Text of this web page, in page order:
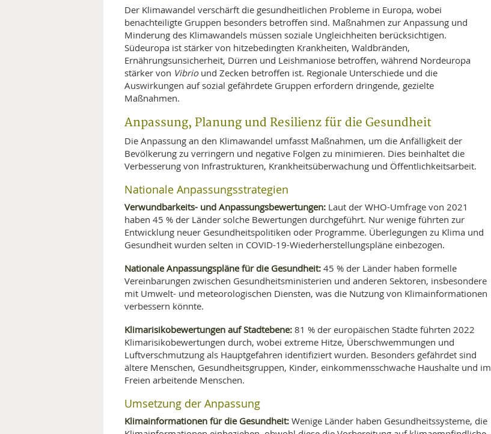
Der Klimawandel verschärft die gesundheitlichen Probleme in Europa, wobei
benachteiligte Gruppen besonders betroffen sind. Maßnahmen zur Anpassung und
Minderung des Klimawandels müssen soziale Ungleichheiten berücksichtigen.
Südeuropa ist stärker von hitzebedingten Krankheiten, Waldbränden,
Ernährungsunsicherheit, Dürren und Leishmaniose betroffen, während Nordeuropa
stärker von Vibriound Zecken betroffen ist. Regionale Unterschiede und die
Auswirkungen auf sozial gefährdete Gruppen erfordern dringende, gezielte
Maßnahmen.
Anpassung, Planung und Resilienz für die Gesundheit
Die Anpassung an den Klimawandel umfasst Maßnahmen, um die Anfälligkeit der
Bevölkerung zu verringern und negative Folgen zu minimieren. Dies beinhaltet die
Verbesserung von Infrastrukturen, Krankheitsüberwachung und Öffentlichkeitsarbeit.
Nationale Anpassungsstrategien
Verwundbarkeits- und Anpassungsbewertungen: Laut der WHO-Umfrage von 2021
haben 45 % der Länder solche Bewertungen durchgeführt. Nur wenige führten zur
Entwicklung neuer Gesundheitspolitiken oder Programme. Überlegungen zu Klima und
Gesundheit wurden selten in COVID-19-Wiederherstellungspläne einbezogen.
Nationale Anpassungspläne für die Gesundheit: 45 % der Länder haben formelle
Vereinbarungen zwischen Gesundheitsministerien und anderen Sektoren, insbesondere
mit Umwelt- und meteorologischen Diensten, was die Nutzung von Klimainformationen
verbessern könnte.
Klimarisikobewertungen auf Stadtebene: 81 % der europäischen Städte führten 2022
Klimarisikobewertungen durch, wobei extreme Hitze, Überschwemmungen und
Luftverschmutzung als Hauptgefahren identifiziert wurden. Besonders gefährdet sind
ältere Menschen, Gesundheitsgruppen, Kinder, einkommensschwache Haushalte und im
Freien arbeitende Menschen.
Umsetzung der Anpassung
Klimainformationen für die Gesundheit: Wenige Länder haben Gesundheitssysteme, die